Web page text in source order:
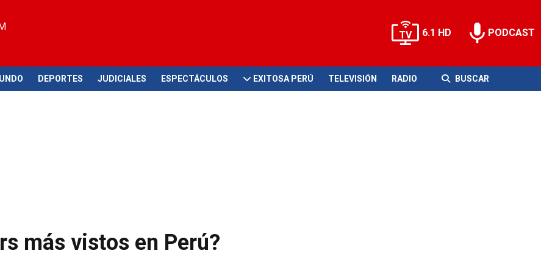
6.1 HD PODCAST
DEPORTES JUDICIALES ESPECTÁCULOS EXITOSA PERÚ TELEVISIÓN RADIO BUSCAR
más vistos en Perú?